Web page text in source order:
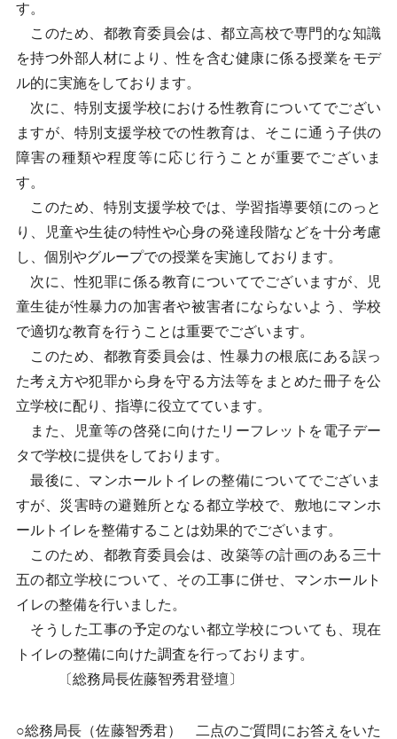
す。
このため、都教育委員会は、都立高校で専門的な知識
を持つ外部人材により、性を含む健康に係る授業をモデ
ル的に実施をしております。
次に、特別支援学校における性教育についてでござい
ますが、特別支援学校での性教育は、そこに通う子供の
障害の種類や程度等に応じ行うことが重要でございま
す。
このため、特別支援学校では、学習指導要領にのっと
り、児童や生徒の特性や心身の発達段階などを十分考慮
し、個別やグループでの授業を実施しております。
次に、性犯罪に係る教育についてでございますが、児
童生徒が性暴力の加害者や被害者にならないよう、学校
で適切な教育を行うことは重要でございます。
このため、都教育委員会は、性暴力の根底にある誤っ
た考え方や犯罪から身を守る方法等をまとめた冊子を公
立学校に配り、指導に役立てています。
また、児童等の啓発に向けたリーフレットを電子デー
タで学校に提供をしております。
最後に、マンホールトイレの整備についてでございま
すが、災害時の避難所となる都立学校で、敷地にマンホ
ールトイレを整備することは効果的でございます。
このため、都教育委員会は、改築等の計画のある三十
五の都立学校について、その工事に併せ、マンホールト
イレの整備を行いました。
そうした工事の予定のない都立学校についても、現在
トイレの整備に向けた調査を行っております。
〔総務局長佐藤智秀君登壇〕
○総務局長（佐藤智秀君） 二点のご質問にお答えをいた